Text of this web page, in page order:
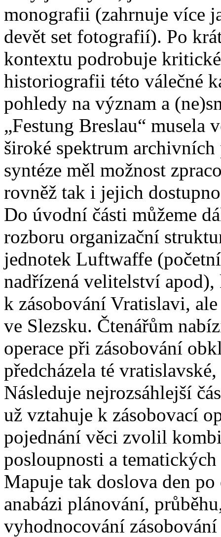
monografii (zahrnuje více
devět set fotografií). Po
kontextu podrobuje
historiografii této válečné
pohledy na význam a
„Festung Breslau“ musela
široké spektrum
syntéze měl možnost
rovněž tak i jejich
Do úvodní části můžeme
rozboru organizační
jednotek Luftwaffe
nadřízená velitelství apod),
k zásobování Vratislavi,
ve Slezsku. Čtenářům
operace při zásobování
předcházela té
Následuje nejrozsáhlejší
už vztahuje k zásobovací
pojednání věci zvolil
posloupnosti a
Mapuje tak doslova den
anabázi plánování,
vyhodnocování